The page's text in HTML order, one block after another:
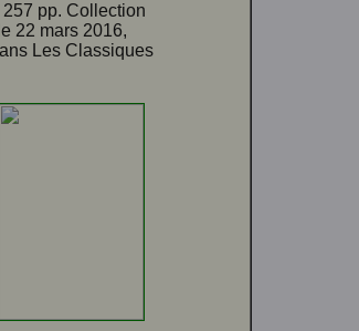
257 pp. Collection
22 mars 2016,
Les Classiques